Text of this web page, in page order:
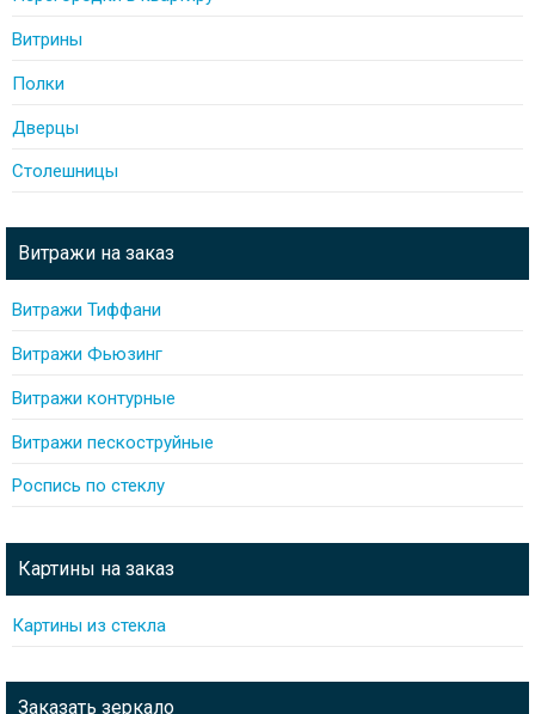
Витрины
Полки
Дверцы
Столешницы
Витражи на заказ
Витражи Тиффани
Витражи Фьюзинг
Витражи контурные
Витражи пескоструйные
Роспись по стеклу
Картины на заказ
Картины из стекла
Заказать зеркало